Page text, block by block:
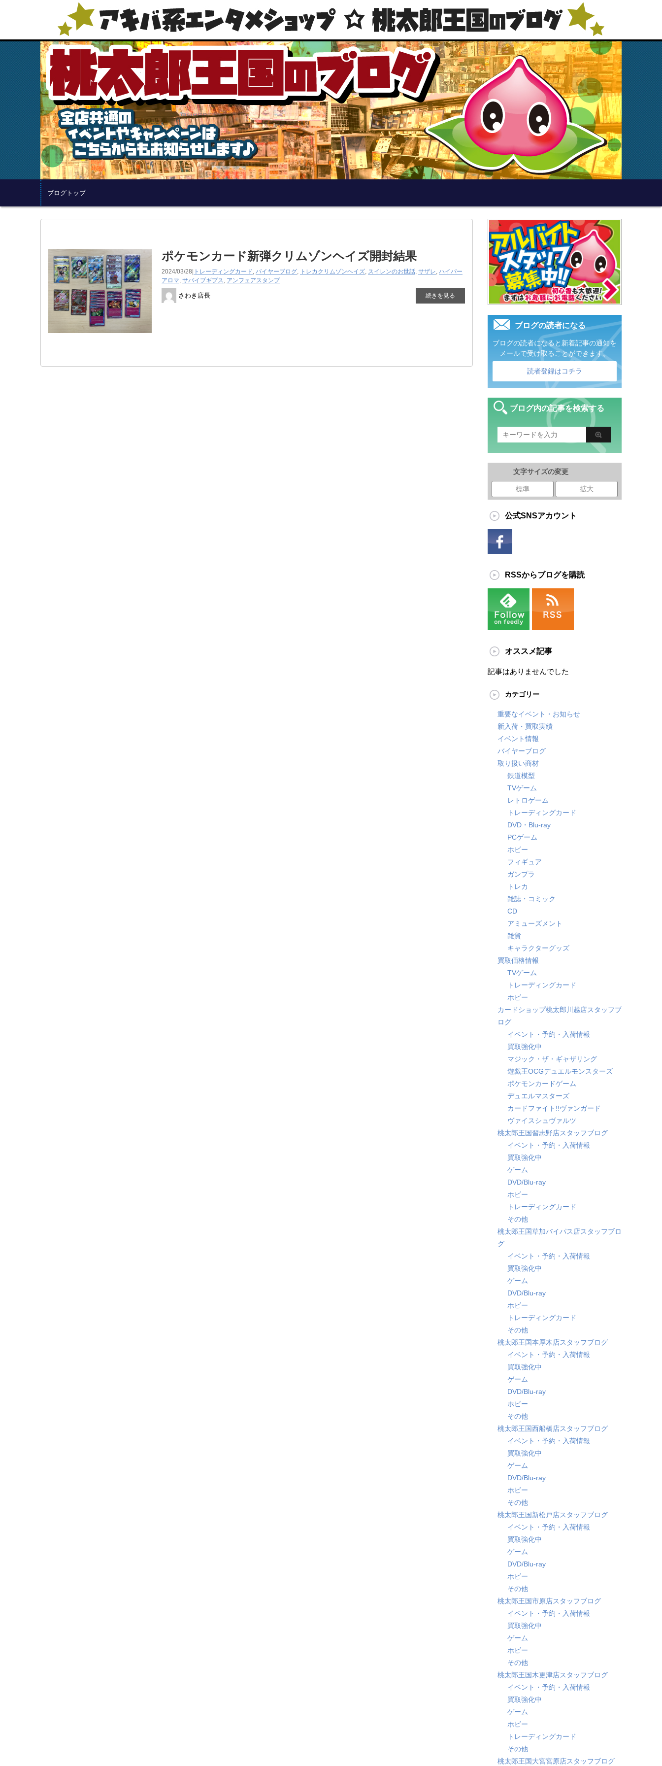
ブログトップ
ポケモンカード新弾クリムゾンヘイズ開封結果
2024/03/28| トレーディングカード, バイヤーブログ, トレカ クリムゾンヘイズ, スイレンのお世話, サザレ, ハイパー
アロマ, サバイブギプス, アンフェアスタンプ
さわき店長 続きを見る
ブログの読者になる
ブログの読者になると新着記事の通知を
メールで受け取ることができます。
読者登録はコチラ
ブログ内の記事を検索する
文字サイズの変更
標準 拡大
公式SNSアカウント
RSSからブログを購読
オススメ記事
記事はありませんでした
カテゴリー
重要なイベント・お知らせ
新入荷・買取実績
イベント情報
バイヤーブログ
取り扱い商材
鉄道模型
TVゲーム
レトロゲーム
トレーディングカード
DVD・Blu-ray
PCゲーム
ホビー
フィギュア
ガンプラ
トレカ
雑誌・コミック
CD
アミューズメント
雑貨
キャラクターグッズ
買取価格情報
TVゲーム
トレーディングカード
ホビー
カードショップ桃太郎川越店スタッフブ
ログ
イベント・予約・入荷情報
買取強化中
マジック・ザ・ギャザリング
遊戯王OCGデュエルモンスターズ
ポケモンカードゲーム
デュエルマスターズ
カードファイト!!ヴァンガード
ヴァイスシュヴァルツ
桃太郎王国習志野店スタッフブログ
イベント・予約・入荷情報
買取強化中
ゲーム
DVD/Blu-ray
ホビー
トレーディングカード
その他
桃太郎王国草加バイパス店スタッフブロ
グ
イベント・予約・入荷情報
買取強化中
ゲーム
DVD/Blu-ray
ホビー
トレーディングカード
その他
桃太郎王国本厚木店スタッフブログ
イベント・予約・入荷情報
買取強化中
ゲーム
DVD/Blu-ray
ホビー
その他
桃太郎王国西船橋店スタッフブログ
イベント・予約・入荷情報
買取強化中
ゲーム
DVD/Blu-ray
ホビー
その他
桃太郎王国新松戸店スタッフブログ
イベント・予約・入荷情報
買取強化中
ゲーム
DVD/Blu-ray
ホビー
その他
桃太郎王国市原店スタッフブログ
イベント・予約・入荷情報
買取強化中
ゲーム
ホビー
その他
桃太郎王国木更津店スタッフブログ
イベント・予約・入荷情報
買取強化中
ゲーム
ホビー
トレーディングカード
その他
桃太郎王国大宮宮原店スタッフブログ